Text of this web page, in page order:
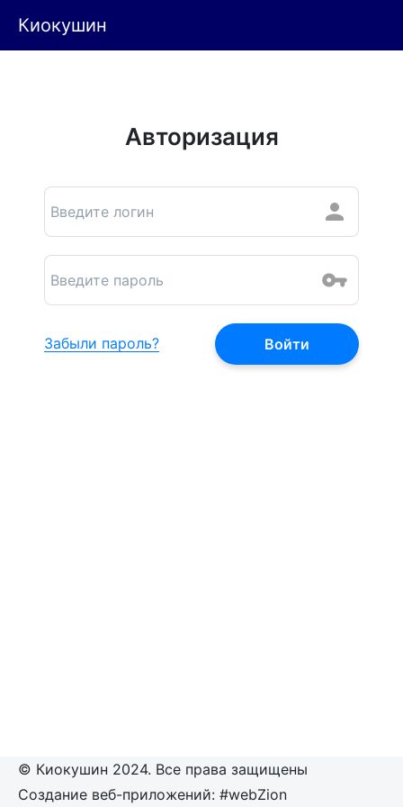
Киокушин
Авторизация
Забыли пароль?
© Киокушин 2024. Все права защищены
Создание веб-приложений: #webZion